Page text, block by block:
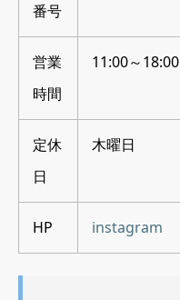
番号
営業
時間
11:00～18:00
定休
日
木曜日
HP instagram